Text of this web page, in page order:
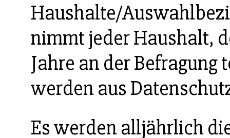
Haushalte/
nimmt jeder Haushalt,
Jahre an der Befragung
werden aus
Es werden alljährlich